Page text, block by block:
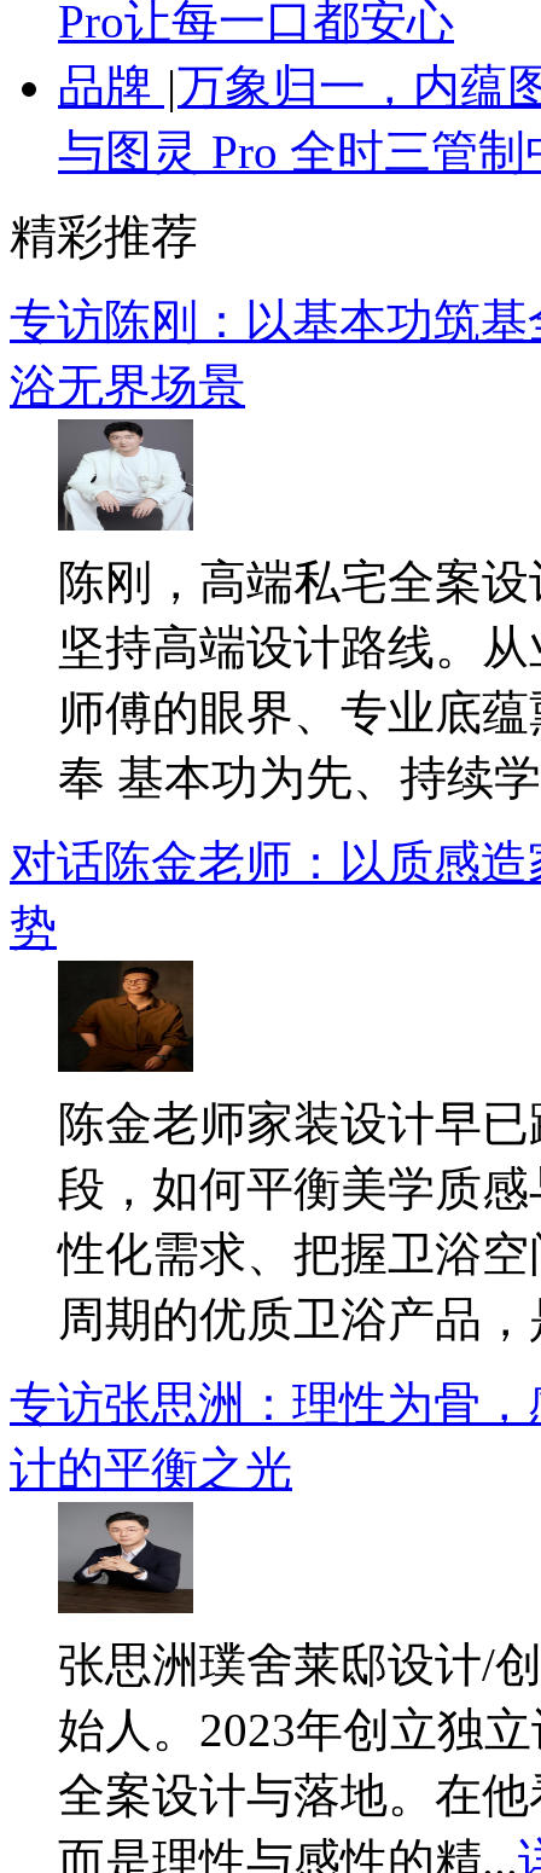
Pro让每一口都安心
品牌 |万象归一，内蕴
与图灵 Pro 全时三管
精彩推荐
专访陈刚：以基本功筑
浴无界场景
陈刚，高端私宅全案
坚持高端设计路线。
师傅的眼界、专业底
奉 基本功为先、持续
对话陈金老师：以质感
势
陈金老师家装设计早
段，如何平衡美学质
性化需求、把握卫浴
周期的优质卫浴产品，
专访张思洲：理性为骨
计的平衡之光
张思洲璞舍莱邸设计/
始人。2023年创立独
全案设计与落地。在
而是理性与感性的精...